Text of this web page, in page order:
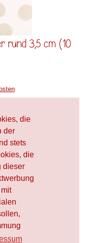
die
der
stets
die
dieser
rund 3,5 cm (10